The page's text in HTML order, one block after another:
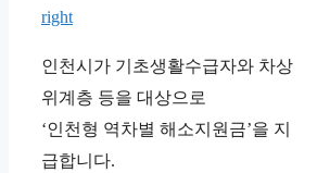
right
인천시가 기초생활수급자와 차상
위계층 등을 대상으로
‘인천형 역차별 해소지원금’을 지
급합니다.